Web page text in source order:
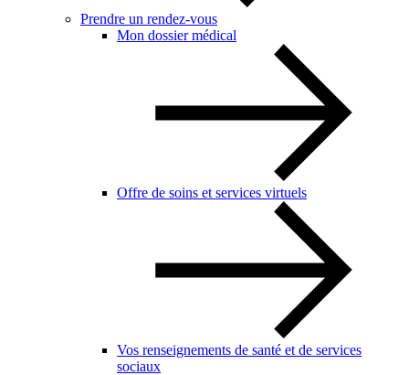
Prendre un rendez-vous
Mon dossier médical
Offre de soins et services virtuels
Vos renseignements de santé et de services
sociaux